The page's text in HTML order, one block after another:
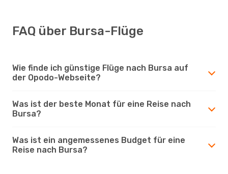
FAQ über Bursa-Flüge
Wie finde ich günstige Flüge nach Bursa auf
der Opodo-Webseite?
Was ist der beste Monat für eine Reise nach
Bursa?
Was ist ein angemessenes Budget für eine
Reise nach Bursa?